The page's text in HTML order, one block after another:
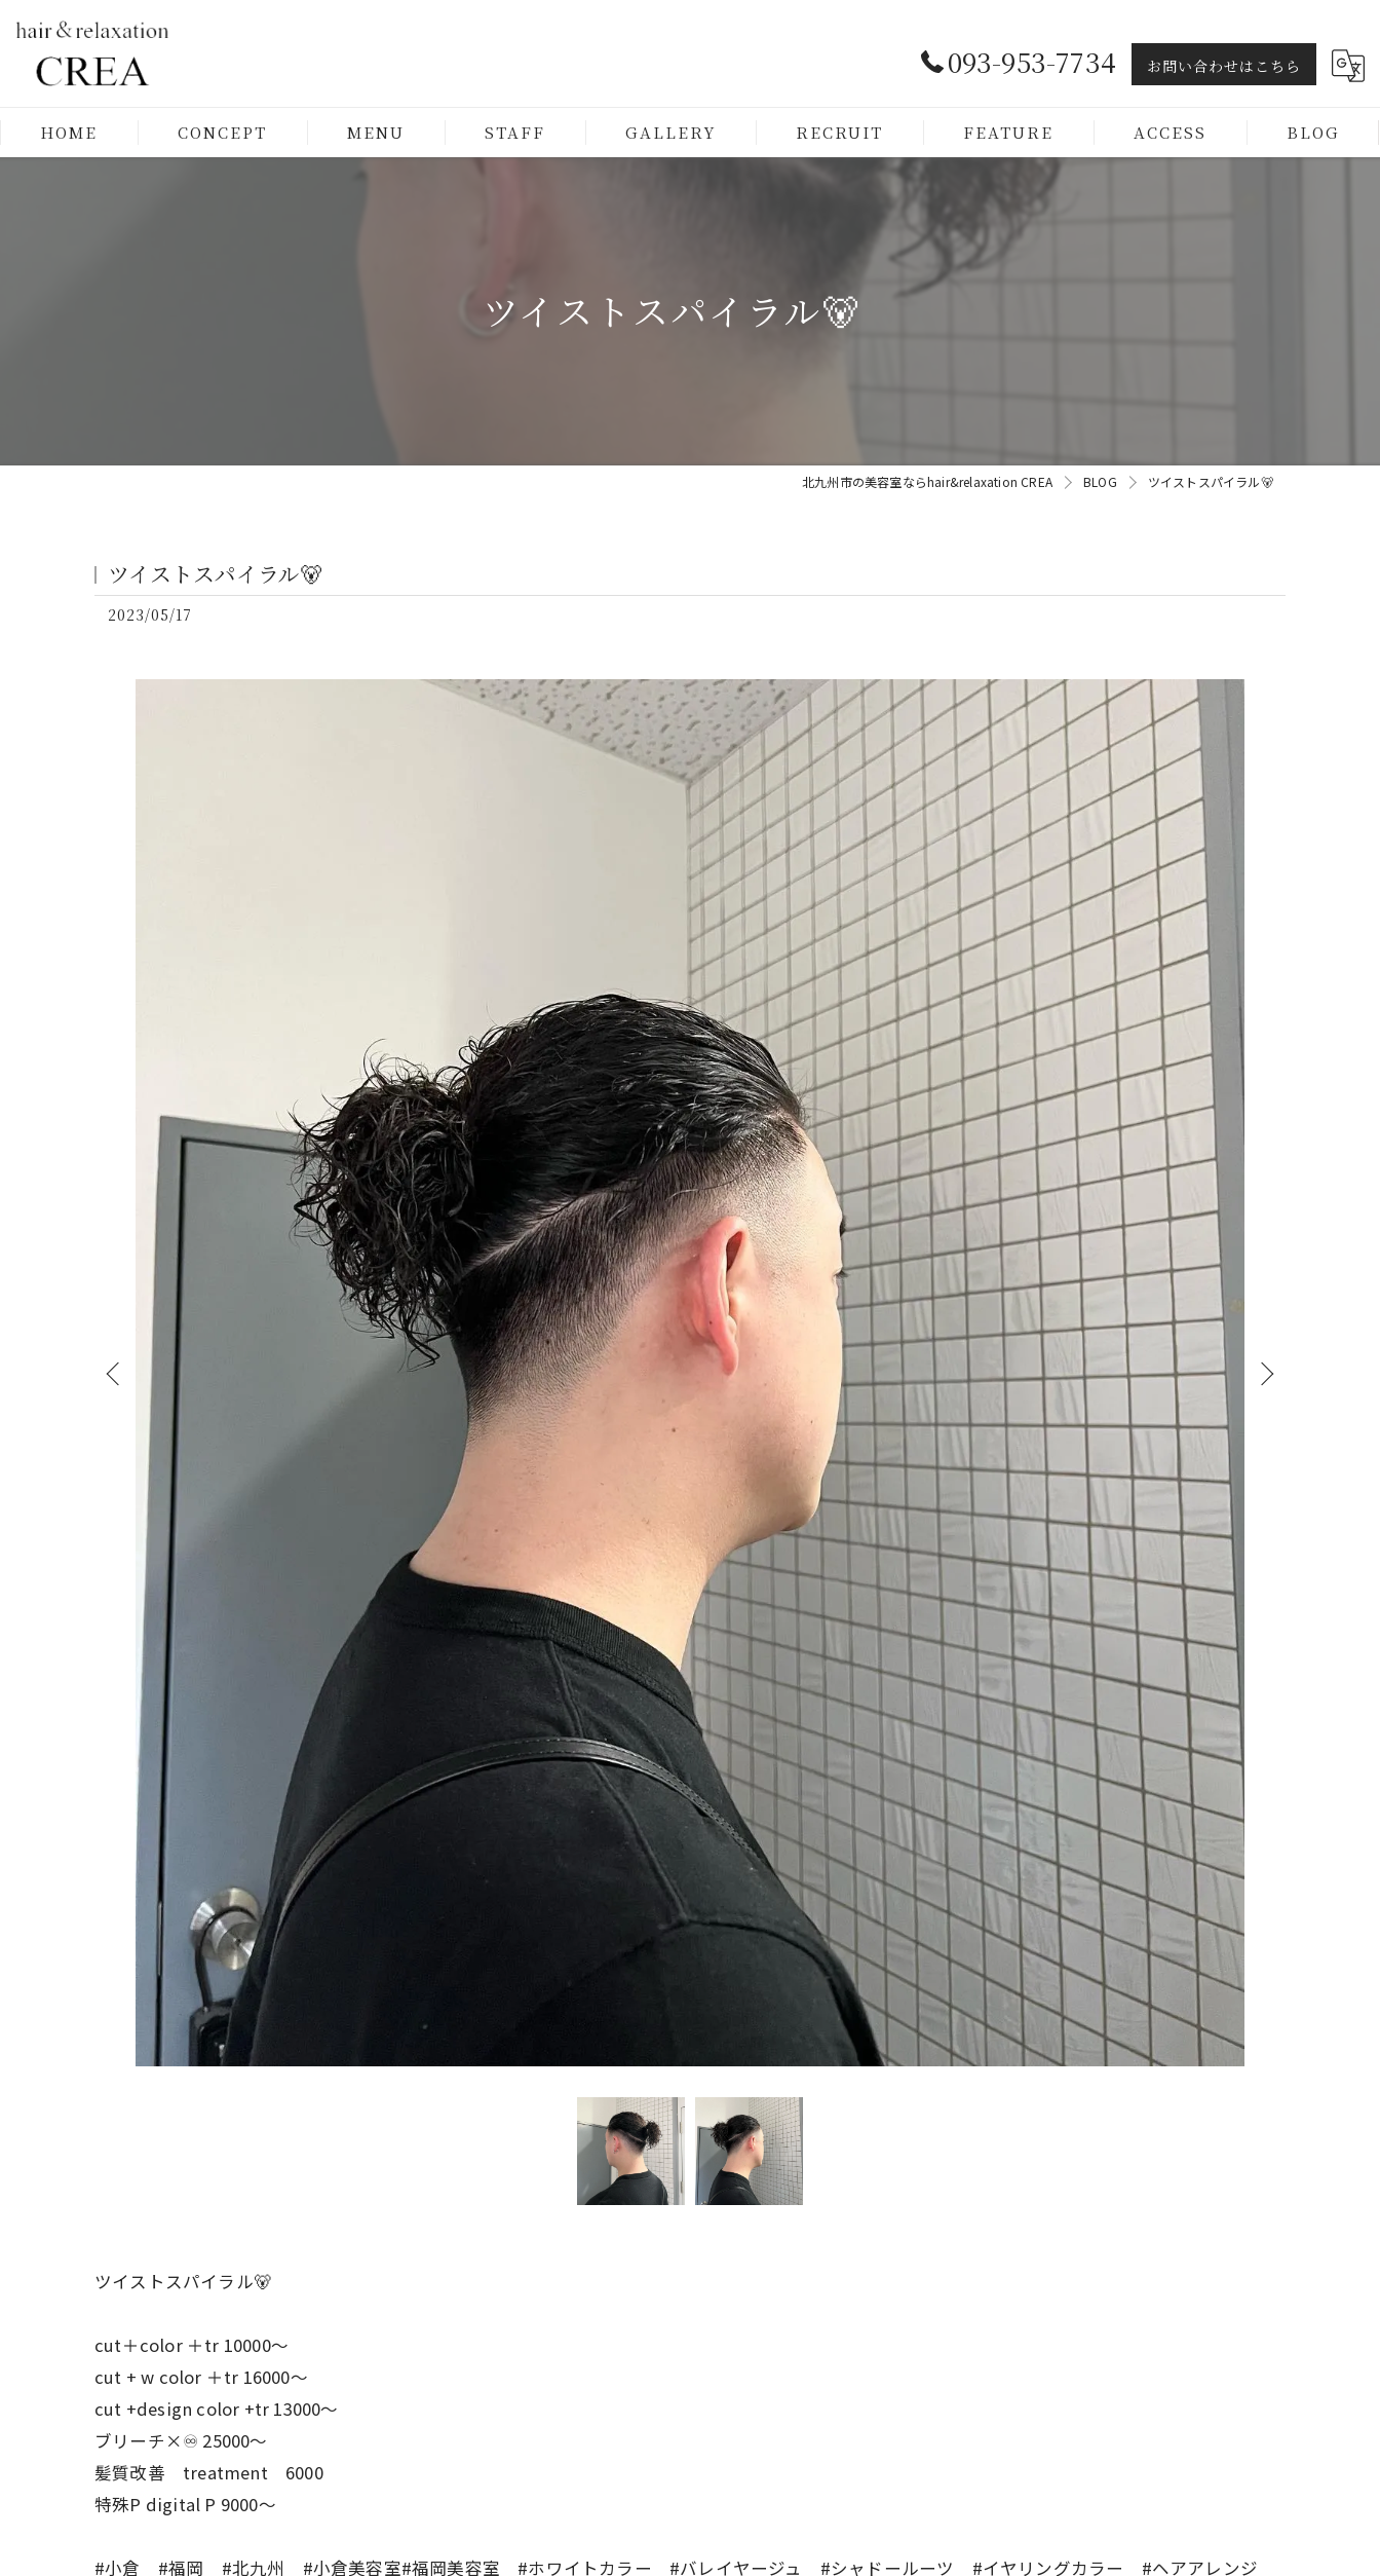
093-953-7734 お問い合わせはこちら
HOME CONCEPT MENU STAFF GALLERY RECRUIT FEATURE
ヘッドスパ
トリートメント
ACCESS BLOG
ツイストスパイラル🐻
北九州市の美容室ならhair&relaxation CREA BLOG ツイストスパイラル🐻
ツイストスパイラル🐻
2023/05/17
ツイストスパイラル🐻
cut＋color ＋tr 10000〜
cut + w color ＋tr 16000〜
cut +design color +tr 13000〜
ブリーチ×♾ 25000〜
髪質改善 treatment 6000
特殊P digital P 9000〜
#小倉 #福岡 #北九州 #小倉美容室#福岡美容室 #ホワイトカラー #バレイヤージュ #シャドールーツ #イヤリングカラー #ヘアアレンジ